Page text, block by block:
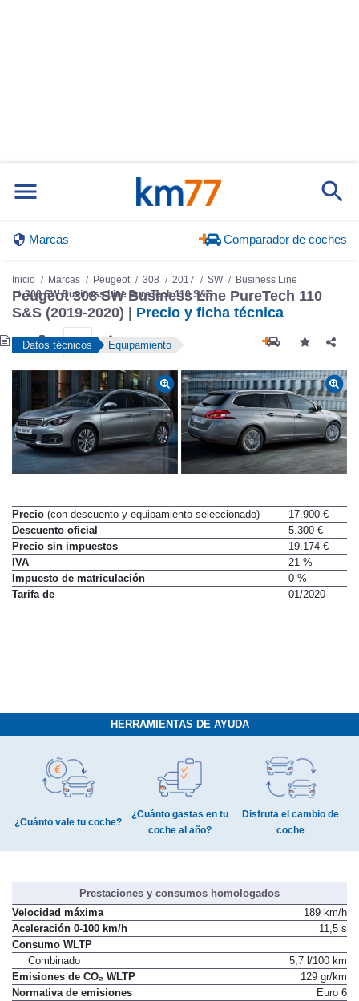
Marcas Comparador de coches
Inicio Marcas Peugeot 308 2017 SW
Business Line
308 SW Business Line PureTech 110 S&S
Peugeot 308 SW Business Line PureTech 110
S&S (2019-2020) | Precio y ficha técnica
Datos técnicos Equipamiento
Precio (con descuento y equipamiento seleccionado)
17.900 €
Descuento oficial
5.300 €
Precio sin impuestos
19.174 €
IVA
21 %
Impuesto de matriculación
0 %
Tarifa de
01/2020
HERRAMIENTAS DE AYUDA
¿Cuánto vale tu coche?
¿Cuánto gastas en tu
coche al año?
Disfruta el cambio de
coche
Prestaciones y consumos homologados
Velocidad máxima
189 km/h
Aceleración 0-100 km/h
11,5 s
Consumo WLTP
Combinado
5,7 l/100 km
Emisiones de CO₂ WLTP
129 gr/km
Normativa de emisiones
Euro 6